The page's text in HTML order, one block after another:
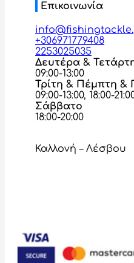
Επικοινωνία
+306971779408
2253025035
Δευτέρα &
09:00-13:00
Τρίτη & Πέμπτη &
09:00-13:00, 18:00-
Σάββατο
18:00-20:00
Καλλονή – Λέσβου